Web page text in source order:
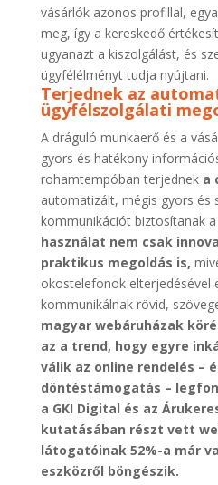
vásárlók azonos profillal,
meg, így a kereskedő
ugyanazt a kiszolgálást, és
ügyfélélményt tudja nyújtani.
Terjednek az
ügyfélszolgálati
A dráguló munkaerő és a
gyors és hatékony
rohamtempóban terjednek a
automatizált, mégis gyors és
kommunikációt biztosítanak a
használat nem csak
praktikus megoldás is,
okostelefonok elterjedésével
kommunikálnak rövid,
magyar webáruházak
az a trend, hogy egyre
válik az online rendelés –
döntéstámogatás –
a GKI Digital és az
kutatásában részt vett
látogatóinak 52%-a már
eszközről böngészik.